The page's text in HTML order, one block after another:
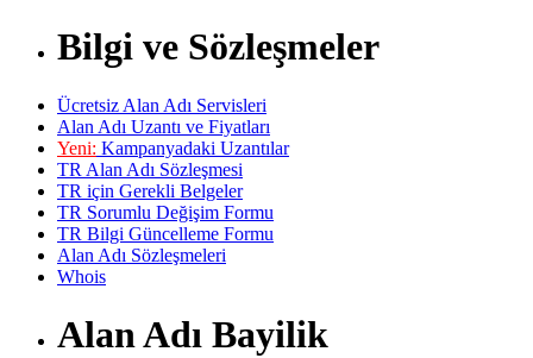
Bilgi ve Sözleşmeler
Ücretsiz Alan Adı Servisleri
Alan Adı Uzantı ve Fiyatları
Yeni: Kampanyadaki Uzantılar
TR Alan Adı Sözleşmesi
TR için Gerekli Belgeler
TR Sorumlu Değişim Formu
TR Bilgi Güncelleme Formu
Alan Adı Sözleşmeleri
Whois
Alan Adı Bayilik